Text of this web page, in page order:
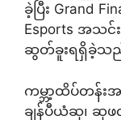
ခဲ့ပြီး Grand
Esports အသ
ဆွတ်ခူးရရှိခဲ့သ
ကမ္ဘာ့ထိပ်တန်း
ချန်ပီယံဆု၊ ဆုဖ